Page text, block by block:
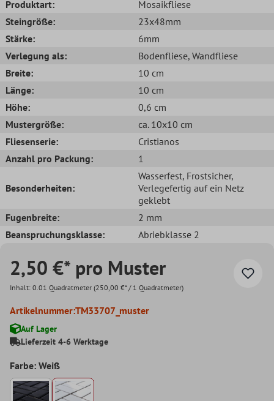
Produktart:
Mosaikfliese
Steingröße:
23x48mm
Stärke:
6mm
Verlegung als:
Bodenfliese, Wandfliese
Breite:
10 cm
Länge:
10 cm
Höhe:
0,6 cm
Mustergröße:
ca. 10x10 cm
Fliesenserie:
Cristianos
Anzahl pro Packung:
1
Besonderheiten:
Wasserfest, Frostsicher,
Verlegefertig auf ein Netz
geklebt
Fugenbreite:
2 mm
Beanspruchungsklasse:
Abriebklasse 2
2,50 €* pro Muster
Inhalt: 0.01 Quadratmeter (250,00 €* / 1 Quadratmeter)
Artikelnummer:TM33707_muster
Auf Lager
Lieferzeit 4-6 Werktage
Farbe: Weiß